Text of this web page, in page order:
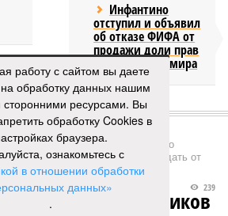
Инфантино
отступил и объявил
об отказе ФИФА от
продажи доли прав
на чемпионат мира
станциях от уже сданного
ЖК «Станция Л» продолжают ждать от
реальной достройки
239
для дольщиков
работу с сайтом вы даете
на обработку данных нашим
сторонними ресурсами. Вы
обработку Cookies в
браузера.
ознакомьтесь с
в отношении обработки
данных»
.